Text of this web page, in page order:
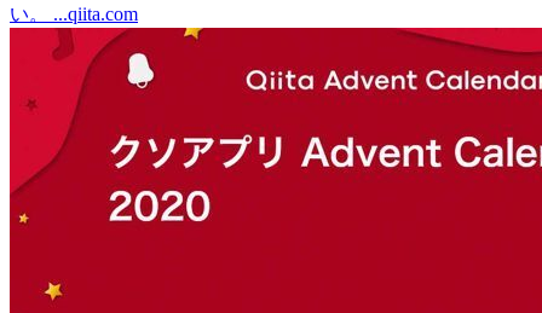
い。 ...qiita.com